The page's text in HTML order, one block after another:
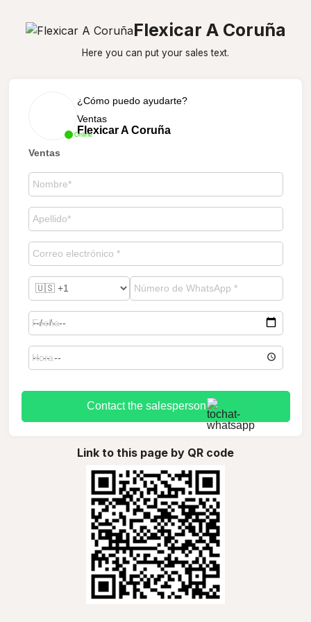
Flexicar A Coruña
Here you can put your sales text.
Online
¿Cómo puedo ayudarte?
Ventas
Flexicar A Coruña
Ventas
Contact the salesperson
Link to this page by QR code